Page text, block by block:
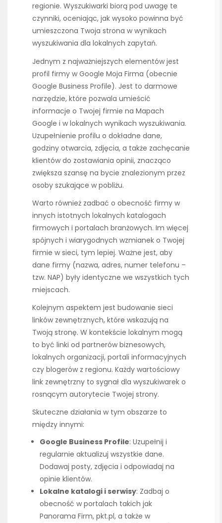
regionie. Wyszukiwarki biorą pod uwagę te
czynniki, oceniając, jak wysoko powinna być
umieszczona Twoja strona w wynikach
wyszukiwania dla lokalnych zapytań.
Jednym z najważniejszych elementów jest
profil firmy w Google Moja Firma (obecnie
Google Business Profile). Jest to darmowe
narzędzie, które pozwala umieścić
informacje o Twojej firmie na Mapach
Google i w lokalnych wynikach wyszukiwania.
Uzupełnienie profilu o dokładne dane,
godziny otwarcia, zdjęcia, a także zachęcanie
klientów do zostawiania opinii, znacząco
zwiększa szansę na bycie znalezionym przez
osoby szukające w pobliżu.
Warto również zadbać o obecność firmy w
innych istotnych lokalnych katalogach
firmowych i portalach branżowych. Im więcej
spójnych i wiarygodnych wzmianek o Twojej
firmie w sieci, tym lepiej. Ważne jest, aby
dane firmy (nazwa, adres, numer telefonu –
tzw. NAP) były identyczne we wszystkich tych
miejscach.
Kolejnym aspektem jest budowanie sieci
linków zewnętrznych, które wskazują na
Twoją stronę. W kontekście lokalnym mogą
to być linki od partnerów biznesowych,
lokalnych organizacji, portali informacyjnych
czy blogerów z regionu. Każdy wartościowy
link zewnętrzny to sygnał dla wyszukiwarek o
rosnącym autorytecie Twojej strony.
Skuteczne działania w tym obszarze to
między innymi:
Google Business Profile: Uzupełnij i
regularnie aktualizuj wszystkie dane.
Dodawaj posty, zdjęcia i odpowiadaj na
opinie klientów.
Lokalne katalogi i serwisy: Zadbaj o
obecność w portalach takich jak
Panorama Firm, pkt.pl, a także w